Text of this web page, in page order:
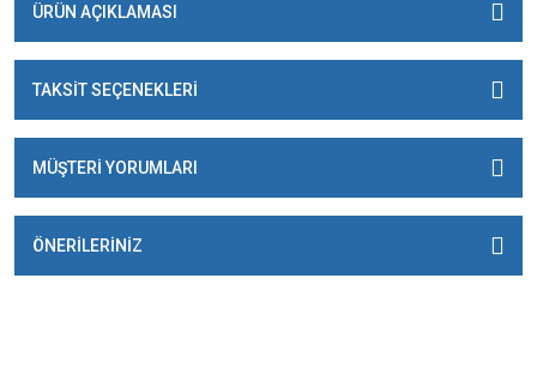
ÜRÜN AÇIKLAMASI
TAKSİT SEÇENEKLERİ
MÜŞTERİ YORUMLARI
ÖNERİLERİNİZ